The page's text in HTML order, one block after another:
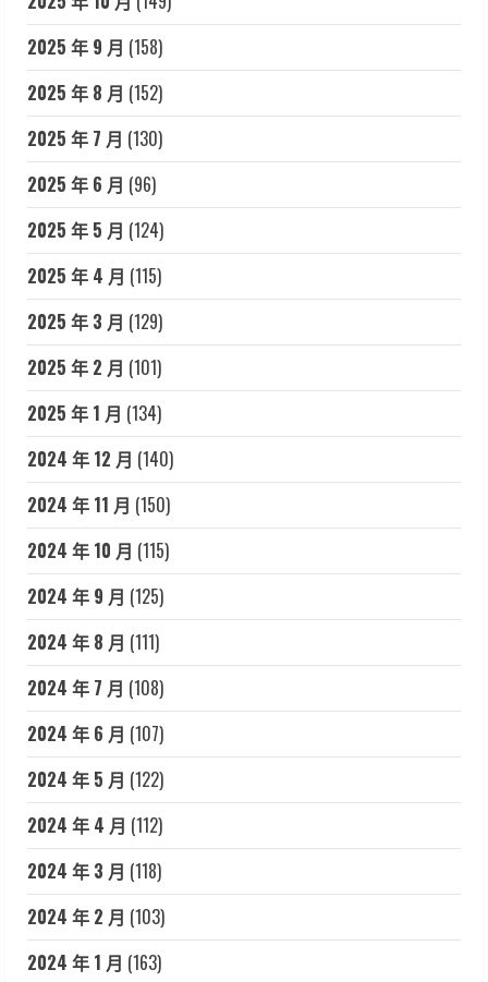
2025 年 9 月 (158)
2025 年 8 月 (152)
2025 年 7 月 (130)
2025 年 6 月 (96)
2025 年 5 月 (124)
2025 年 4 月 (115)
2025 年 3 月 (129)
2025 年 2 月 (101)
2025 年 1 月 (134)
2024 年 12 月 (140)
2024 年 11 月 (150)
2024 年 10 月 (115)
2024 年 9 月 (125)
2024 年 8 月 (111)
2024 年 7 月 (108)
2024 年 6 月 (107)
2024 年 5 月 (122)
2024 年 4 月 (112)
2024 年 3 月 (118)
2024 年 2 月 (103)
2024 年 1 月 (163)